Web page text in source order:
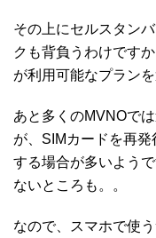
その上にセルスタン
クも背負うわけです
が利用可能なプラン
あと多くのMVNOで
が、SIMカードを再
する場合が多いよう
ないところも。。
なので、スマホで使